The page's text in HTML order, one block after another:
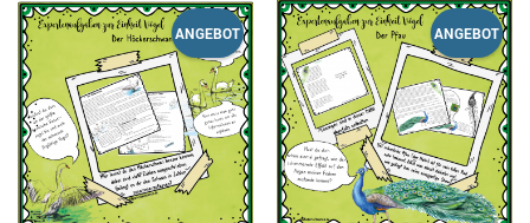
ANGEBOT ANGEBOT